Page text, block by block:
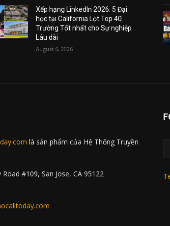
Xếp hạng LinkedIn 2026: 5 Đại
học tại California Lọt Top 40
Trường Tốt nhất cho Sự nghiệp
Lâu dài
August 6, 2026
là sản phẩm của Hệ Thống Truyền
#109, San Jose, CA 95122